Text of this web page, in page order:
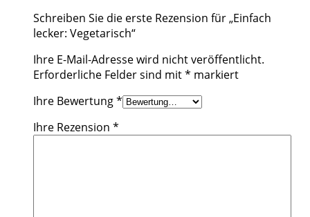
Schreiben Sie die erste Rezension für „Einfach
lecker: Vegetarisch“
Ihre E-Mail-Adresse wird nicht veröffentlicht.
Erforderliche Felder sind mit* markiert
Ihre Bewertung*
Ihre Rezension *